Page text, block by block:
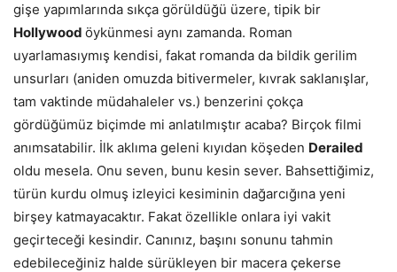
gişe yapımlarında sıkça görüldüğü üzere, tipik bir
Hollywood öykünmesi aynı zamanda. Roman
uyarlamasıymış kendisi, fakat romanda da bildik gerilim
unsurları (aniden omuzda bitivermeler, kıvrak saklanışlar,
tam vaktinde müdahaleler vs.) benzerini çokça
gördüğümüz biçimde mi anlatılmıştır acaba? Birçok filmi
anımsatabilir. İlk aklıma geleni kıyıdan köşeden Derailed
oldu mesela. Onu seven, bunu kesin sever. Bahsettiğimiz,
türün kurdu olmuş izleyici kesiminin dağarcığına yeni
birşey katmayacaktır. Fakat özellikle onlara iyi vakit
geçirteceği kesindir. Canınız, başını sonunu tahmin
edebileceğiniz halde sürükleyen bir macera çekerse